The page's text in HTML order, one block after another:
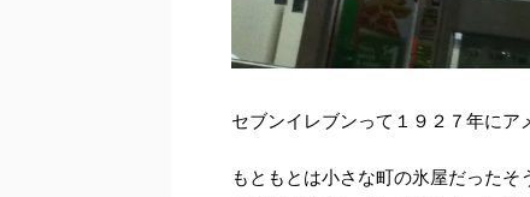
セブンイレブンって１９２７年にア
もともとは小さな町の氷屋だった